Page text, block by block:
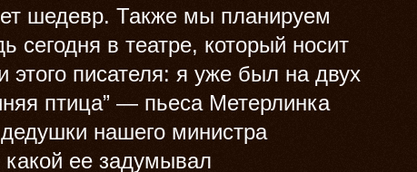
шедевр. Также мы планируем
сегодня в театре, который носит
этого писателя: я уже был на двух
птица” — пьеса Метерлинка
нашего министра
ее задумывал